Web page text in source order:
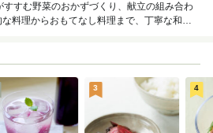
すすむ野菜のおかずづくり、献立の組み合わ
料理からおもてなし料理まで、丁寧な和食
3 4